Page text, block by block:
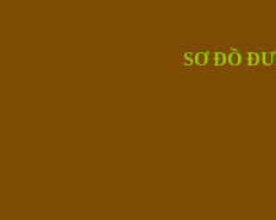
SƠ ĐỒ